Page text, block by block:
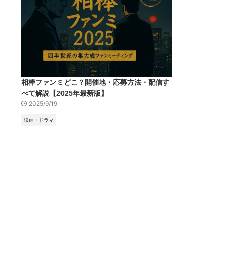
相棒ファンミどこ？開催地・応募方法・配信す
べて解説【2025年最新版】
2025/9/19
映画・ドラマ